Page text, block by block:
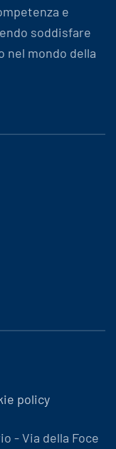
e
soddisfare
nel mondo della
policy
- Via della Foce